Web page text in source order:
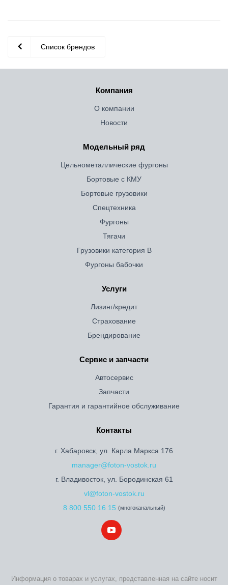
Список брендов
Компания
О компании
Новости
Модельный ряд
Цельнометаллические фургоны
Бортовые с КМУ
Бортовые грузовики
Спецтехника
Фургоны
Тягачи
Грузовики категория B
Фургоны бабочки
Услуги
Лизинг/кредит
Страхование
Брендирование
Сервис и запчасти
Автосервис
Запчасти
Гарантия и гарантийное обслуживание
Контакты
г. Хабаровск, ул. Карла Маркса 176
manager@foton-vostok.ru
г. Владивосток, ул. Бородинская 61
vl@foton-vostok.ru
8 800 550 16 15 (многоканальный)
Информация о товарах и услугах, представленная на сайте носит